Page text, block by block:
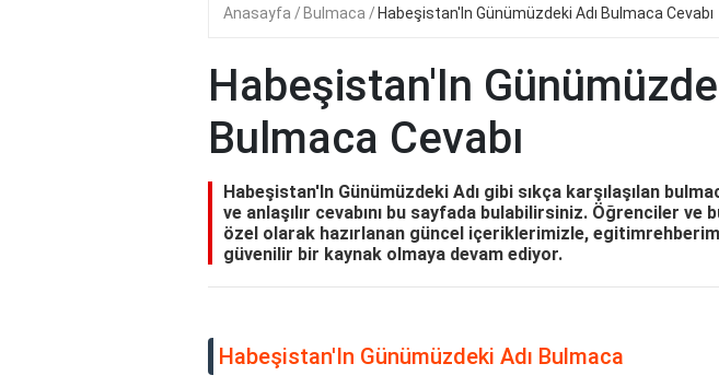
Anasayfa Bulmaca Habeşistan'In Günümüzdeki Adı Bulmaca Cevabı
Habeşistan'In
Bulmaca Cevabı
Habeşistan'In Günümüzdeki Adı gibi sıkça karşılaşılan
ve anlaşılır cevabını bu sayfada bulabilirsiniz. Öğrenciler ve
özel olarak hazırlanan güncel içeriklerimizle,
güvenilir bir kaynak olmaya devam ediyor.
Habeşistan'In Günümüzdeki Adı Bulmaca